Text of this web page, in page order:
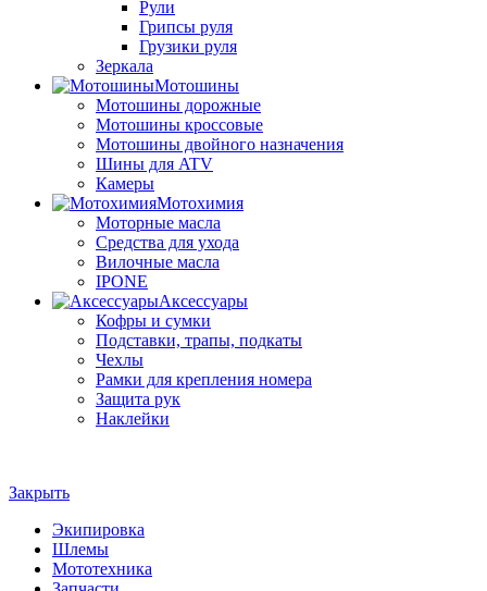
Рули
Грипсы руля
Грузики руля
Зеркала
Мотошины
Мотошины дорожные
Мотошины кроссовые
Мотошины двойного назначения
Шины для ATV
Камеры
Мотохимия
Моторные масла
Средства для ухода
Вилочные масла
IPONE
Аксессуары
Кофры и сумки
Подставки, трапы, подкаты
Чехлы
Рамки для крепления номера
Защита рук
Наклейки
Закрыть
Экипировка
Шлемы
Мототехника